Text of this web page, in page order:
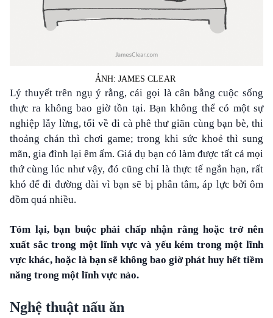
ẢNH: JAMES CLEAR
Lý thuyết trên ngụ ý rằng, cái gọi là cân bằng cuộc sống
thực ra không bao giờ tồn tại. Bạn không thể có một sự
nghiệp lẫy lừng, tối về đi cà phê thư giãn cùng bạn bè, thi
thoảng chán thì chơi game; trong khi sức khoẻ thì sung
mãn, gia đình lại êm ấm. Giả dụ bạn có làm được tất cả mọi
thứ cùng lúc như vậy, đó cũng chỉ là thực tế ngắn hạn, rất
khó để đi đường dài vì bạn sẽ bị phân tâm, áp lực bởi ôm
đồm quá nhiều.
Tóm lại, bạn buộc phải chấp nhận rằng hoặc trở nên
xuất sắc trong một lĩnh vực và yếu kém trong một lĩnh
vực khác, hoặc là bạn sẽ không bao giờ phát huy hết tiềm
năng trong một lĩnh vực nào.
Nghệ thuật nấu ăn